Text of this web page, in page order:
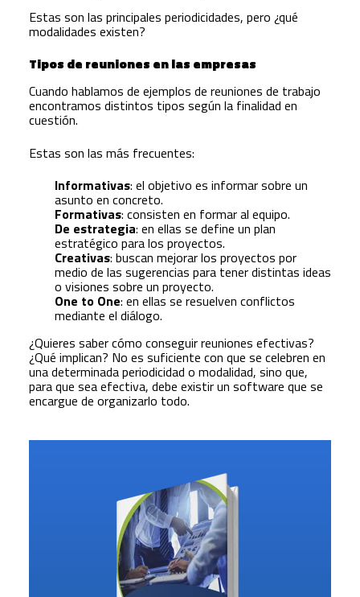
Estas son las principales periodicidades, pero ¿qué
modalidades existen?
Tipos de reuniones en las empresas
Cuando hablamos de ejemplos de reuniones de trabajo
encontramos distintos tipos según la finalidad en
cuestión.
Estas son las más frecuentes:
Informativas: el objetivo es informar sobre un
asunto en concreto.
Formativas: consisten en formar al equipo.
De estrategia: en ellas se define un plan
estratégico para los proyectos.
Creativas: buscan mejorar los proyectos por
medio de las sugerencias para tener distintas ideas
o visiones sobre un proyecto.
One to One: en ellas se resuelven conflictos
mediante el diálogo.
¿Quieres saber cómo conseguir reuniones efectivas?
¿Qué implican? No es suficiente con que se celebren en
una determinada periodicidad o modalidad, sino que,
para que sea efectiva, debe existir un software que se
encargue de organizarlo todo.